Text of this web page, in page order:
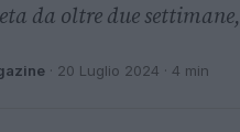
da oltre due
· 20 Luglio 2024 · 4 min